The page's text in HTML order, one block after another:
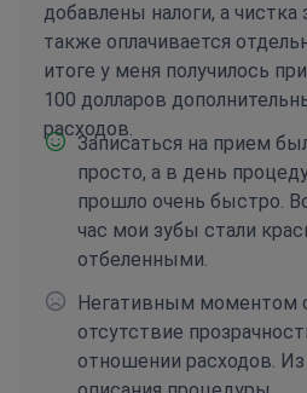
добавлены налоги, а чистка
также оплачивается
итоге у меня получилось
100 долларов
расходов.
Записаться на прием
просто, а в день
прошло очень быстро.
час мои зубы стали
отбеленными.
Негативным моментом
отсутствие
отношении расходов. Из